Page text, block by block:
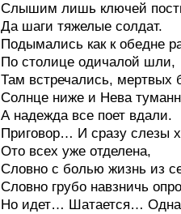
Слышим лишь ключей
Да шаги тяжелые солдат.
Подымались как к обедне
По столице одичалой шли,
Там встречались, мертвых
Солнце ниже и Нева
А надежда все поет вдали.
Приговор… И сразу слезы
Ото всех уже отделена,
Словно с болью жизнь из
Словно грубо навзничь
Но идет… Шатается…